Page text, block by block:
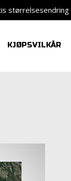
størrelsesendring
KJØPSVILKÅR